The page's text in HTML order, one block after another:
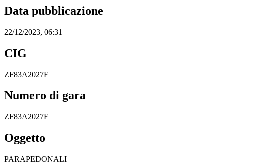
Data pubblicazione
22/12/2023, 06:31
CIG
ZF83A2027F
Numero di gara
ZF83A2027F
Oggetto
PARAPEDONALI